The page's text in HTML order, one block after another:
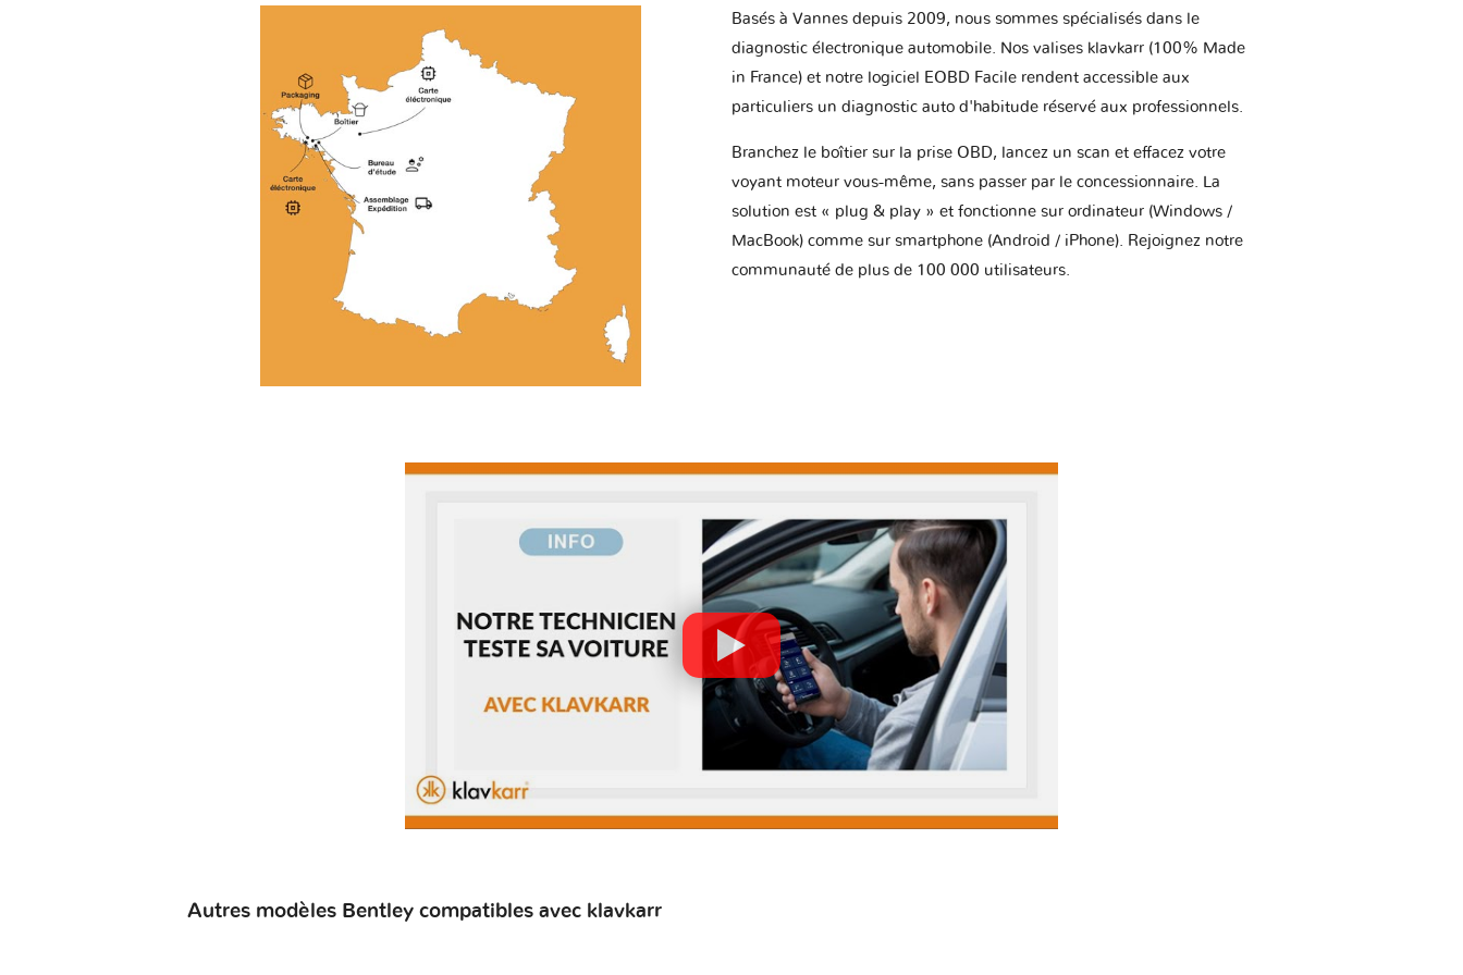
Basés à Vannes depuis 2009, nous sommes spécialisés dans le
diagnostic électronique automobile. Nos valises klavkarr (100% Made
in France) et notre logiciel EOBD Facile rendent accessible aux
particuliers un diagnostic auto d'habitude réservé aux professionnels.
Branchez le boîtier sur la prise OBD, lancez un scan et effacez votre
voyant moteur vous-même, sans passer par le concessionnaire. La
solution est « plug & play » et fonctionne sur ordinateur (Windows /
MacBook) comme sur smartphone (Android / iPhone). Rejoignez notre
communauté de plus de 100 000 utilisateurs.
Autres modèles Bentley compatibles avec klavkarr